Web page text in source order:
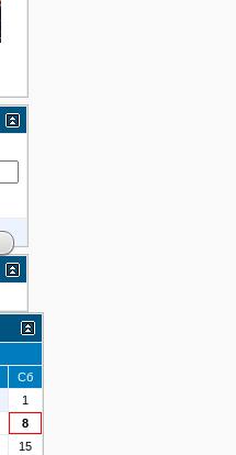
Сб
1
8
15